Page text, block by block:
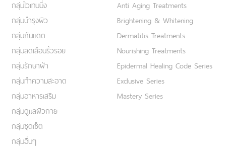
กลุ่มไวเทนนิ่ง
กลุ่มบำรุงผิว
กลุ่มกันแดด
กลุ่มลดเลือนริ้วรอย
กลุ่มรักษาฝ้า
กลุ่มทำความสะอาด
กลุ่มอาหารเสริม
กลุ่มดูแลผิวกาย
กลุ่มชุดเซ็ต
กลุ่มอื่นๆ
Anti Aging Treatments
Brightening & Whitening
Dermatitis Treatments
Nourishing Treatments
Epidermal Healing Code Series
Exclusive Series
Mastery Series